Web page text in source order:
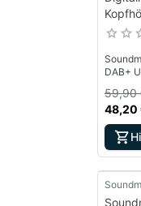
DAB+
48,20
59,90